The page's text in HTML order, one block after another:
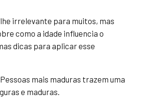
irrelevante para muitos, mas
como a idade influencia o
dicas para aplicar esse
Pessoas mais maduras trazem uma
e maduras.